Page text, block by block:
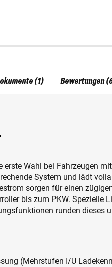
Wahl bei Fahrzeugen
System und lädt
sorgen für einen
bis zum PKW. Spezielle
runden dieses
(Mehrstufen I/U
(1) Bewertungen